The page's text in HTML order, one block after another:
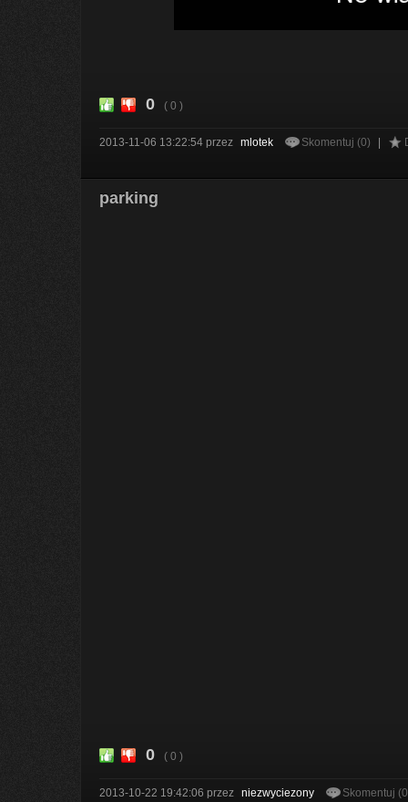
0 ( 0 )
2013-11-06 13:22:54 przez mlotek Skomentuj (0)
parking
0 ( 0 )
2013-10-22 19:42:06 przez niezwyciezony Skomentuj